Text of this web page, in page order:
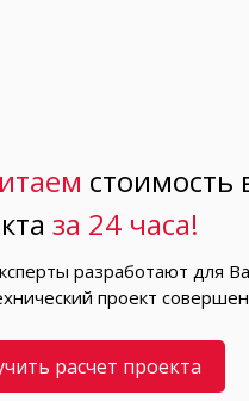
стоимость
за 24 часа!
разработают для
проект
расчет проекта